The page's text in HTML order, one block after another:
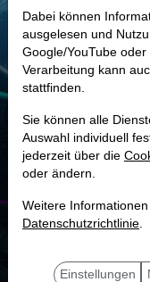
-
Unternehmenswert
Umsatz
mit
Dabei können
ausgelesen und
Google/YouTube
Verarbeitung kann
stattfinden.
Sie können alle
Auswahl individuell
jederzeit über die
oder ändern.
Weitere
Datenschutzrichtlinie.
Einstellungen